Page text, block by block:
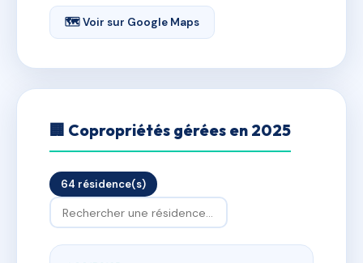
🗺 Voir sur Google Maps
🏢 Copropriétés gérées en 2025
64 résidence(s)